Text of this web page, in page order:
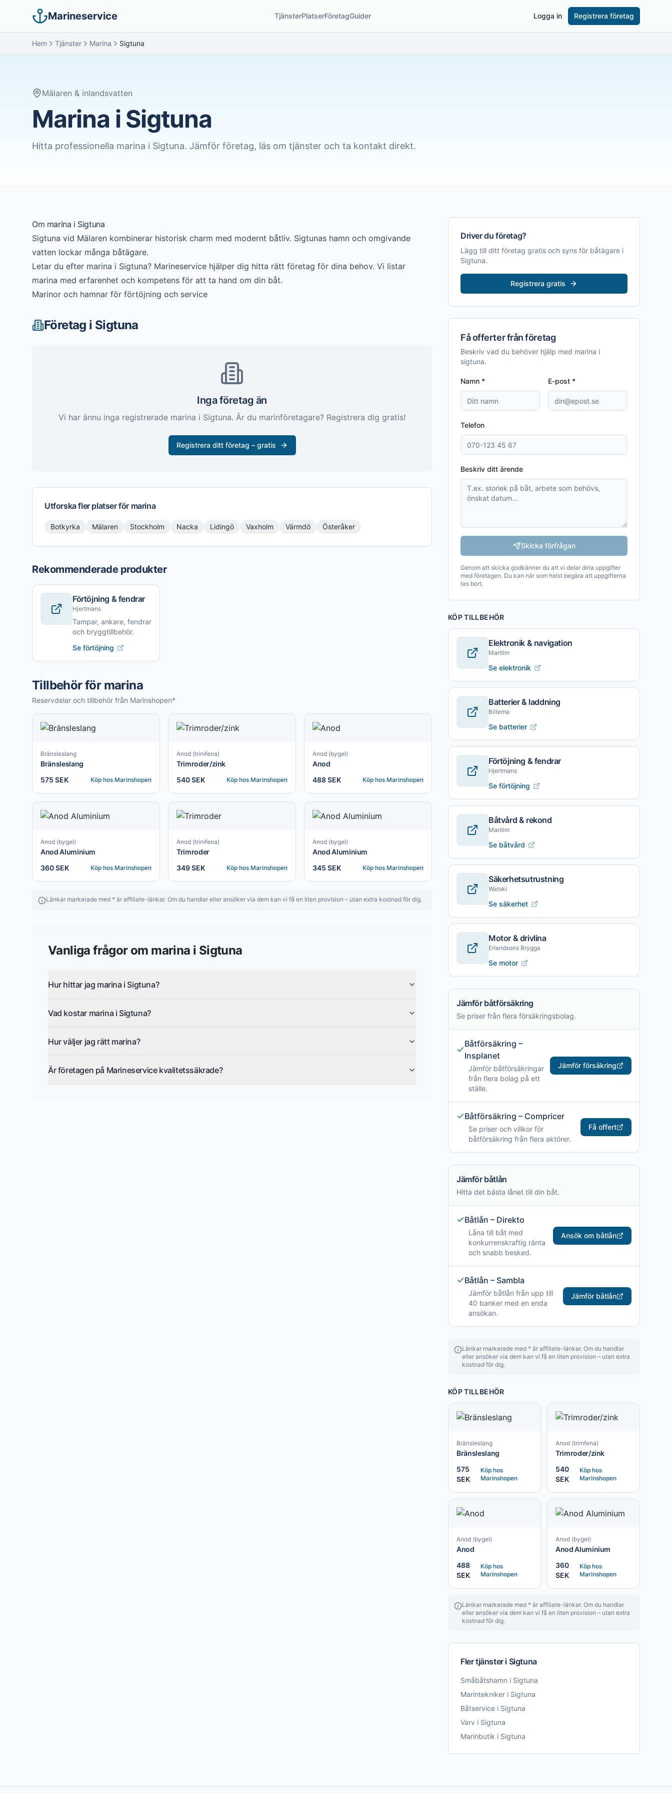
Marineservice TjänsterPlatserFöretagGuider Logga in Registrera företag
Hem Tjänster Marina Sigtuna
Mälaren & inlandsvatten
Marina i Sigtuna
Hitta professionella marina i Sigtuna. Jämför företag, läs om tjänster och ta kontakt direkt.
Om marina i Sigtuna
Sigtuna vid Mälaren kombinerar historisk charm med modernt båtliv. Sigtunas hamn och omgivande
vatten lockar många båtägare.
Letar du efter marina i Sigtuna? Marineservice hjälper dig hitta rätt företag för dina behov. Vi listar
marina med erfarenhet och kompetens för att ta hand om din båt.
Marinor och hamnar för förtöjning och service
Företag i Sigtuna
Inga företag än
Vi har ännu inga registrerade marina i Sigtuna. Är du marinföretagare? Registrera dig gratis!
Registrera ditt företag – gratis
Utforska fler platser för marina
Botkyrka Mälaren Stockholm Nacka Lidingö Vaxholm Värmdö Österåker
Rekommenderade produkter
Förtöjning & fendrar
Hjertmans
Tampar, ankare, fendrar
och bryggtillbehör.
Se förtöjning
Tillbehör för marina
Reservdelar och tillbehör från Marinshopen*
Bränsleslang
Bränsleslang
575 SEK
Köp hos Marinshopen
Anod (trimfena)
Trimroder/zink
540 SEK
Köp hos Marinshopen
Anod (bygel)
Anod
488 SEK
Köp hos Marinshopen
Anod (bygel)
Anod Aluminium
360 SEK
Köp hos Marinshopen
Anod (trimfena)
Trimroder
349 SEK
Köp hos Marinshopen
Anod (bygel)
Anod Aluminium
345 SEK
Köp hos Marinshopen
Länkar markerade med * är affiliate-länkar. Om du handlar eller ansöker via dem kan vi få en liten provision – utan extra kostnad för dig.
Vanliga frågor om marina i Sigtuna
Hur hittar jag marina i Sigtuna?
Vad kostar marina i Sigtuna?
Hur väljer jag rätt marina?
Är företagen på Marineservice kvalitetssäkrade?
Driver du företag?
Lägg till ditt företag gratis och syns för båtägare i
Sigtuna.
Registrera gratis
Få offerter från företag
Beskriv vad du behöver hjälp med marina i
sigtuna.
Namn * E-post *
Telefon
Beskriv ditt ärende
Skicka förfrågan
Genom att skicka godkänner du att vi delar dina uppgifter
med företagen. Du kan när som helst begära att uppgifterna
tas bort.
KÖP TILLBEHÖR
Elektronik & navigation
Maritim
Se elektronik
Batterier & laddning
Biltema
Se batterier
Förtöjning & fendrar
Hjertmans
Se förtöjning
Båtvård & rekond
Maritim
Se båtvård
Säkerhetsutrustning
Watski
Se säkerhet
Motor & drivlina
Erlandsons Brygga
Se motor
Jämför båtförsäkring
Se priser från flera försäkringsbolag.
Båtförsäkring –
Insplanet
Jämför båtförsäkringar
från flera bolag på ett
ställe.
Jämför försäkring
Båtförsäkring – Compricer
Se priser och villkor för
båtförsäkring från flera aktörer.
Få offert
Jämför båtlån
Hitta det bästa lånet till din båt.
Båtlån – Direkto
Låna till båt med
konkurrenskraftig ränta
och snabb besked.
Ansök om båtlån
Båtlån – Sambla
Jämför båtlån från upp till
40 banker med en enda
ansökan.
Jämför båtlån
Länkar markerade med * är affiliate-länkar. Om du handlar
eller ansöker via dem kan vi få en liten provision – utan extra
kostnad för dig.
KÖP TILLBEHÖR
Bränsleslang
Bränsleslang
575
SEK
Köp hos
Marinshopen
Anod (trimfena)
Trimroder/zink
540
SEK
Köp hos
Marinshopen
Anod (bygel)
Anod
488
SEK
Köp hos
Marinshopen
Anod (bygel)
Anod Aluminium
360
SEK
Köp hos
Marinshopen
Länkar markerade med * är affiliate-länkar. Om du handlar
eller ansöker via dem kan vi få en liten provision – utan extra
kostnad för dig.
Fler tjänster i Sigtuna
Småbåtshamn i Sigtuna
Marintekniker i Sigtuna
Båtservice i Sigtuna
Varv i Sigtuna
Marinbutik i Sigtuna